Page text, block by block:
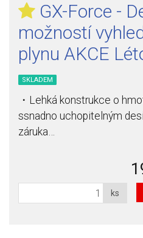
GX-Force -
možností
plynu AKCE
SKLADEM
・Lehká konstrukce o
ssnadno uchopitelným
záruka…
ks